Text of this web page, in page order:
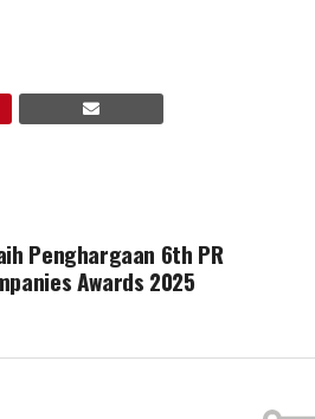
Penghargaan 6th PR
Awards 2025